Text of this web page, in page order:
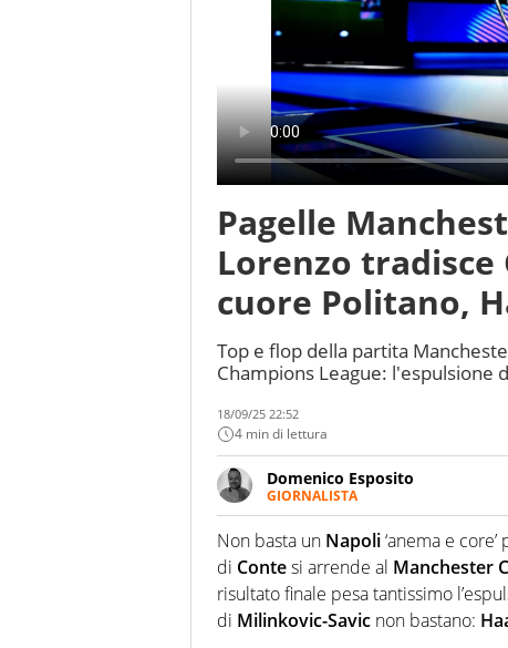
Pagelle
Lorenzo tradisce
cuore Politano,
Top e flop della partita
Champions League: l'espulsione
18/09/25 22:52
4 min di lettura
Domenico Esposito
GIORNALISTA
Da vent’anni in campo e sul
Passione smisurata per il calcio
guai a dirgli di no
Non basta un Napoli‘anema e
di Contesi arrende al Manchester
risultato finale pesa tantissimo
di Milinkovic-Savic non bastano: